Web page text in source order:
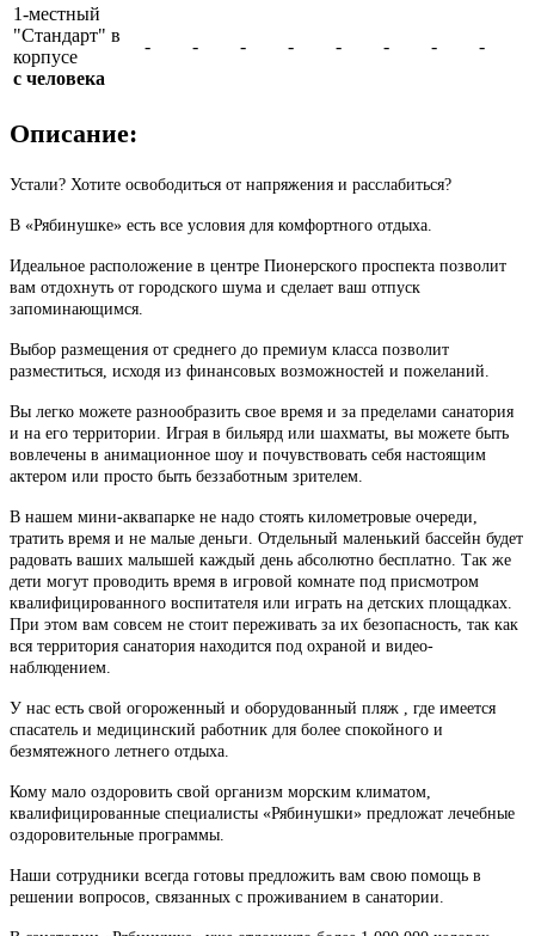
1-местный
"Стандарт" в
корпусе
с человека
- - - - - - - -
Описание:
Устали? Хотите освободиться от напряжения и расслабиться?
В «Рябинушке» есть все условия для комфортного отдыха.
Идеальное расположение в центре Пионерского проспекта позволит
вам отдохнуть от городского шума и сделает ваш отпуск
запоминающимся.
Выбор размещения от среднего до премиум класса позволит
разместиться, исходя из финансовых возможностей и пожеланий.
Вы легко можете разнообразить свое время и за пределами санатория
и на его территории. Играя в бильярд или шахматы, вы можете быть
вовлечены в анимационное шоу и почувствовать себя настоящим
актером или просто быть беззаботным зрителем.
В нашем мини-аквапарке не надо стоять километровые очереди,
тратить время и не малые деньги. Отдельный маленький бассейн будет
радовать ваших малышей каждый день абсолютно бесплатно. Так же
дети могут проводить время в игровой комнате под присмотром
квалифицированного воспитателя или играть на детских площадках.
При этом вам совсем не стоит переживать за их безопасность, так как
вся территория санатория находится под охраной и видео-
наблюдением.
У нас есть свой огороженный и оборудованный пляж , где имеется
спасатель и медицинский работник для более спокойного и
безмятежного летнего отдыха.
Кому мало оздоровить свой организм морским климатом,
квалифицированные специалисты «Рябинушки» предложат лечебные
оздоровительные программы.
Наши сотрудники всегда готовы предложить вам свою помощь в
решении вопросов, связанных с проживанием в санатории.